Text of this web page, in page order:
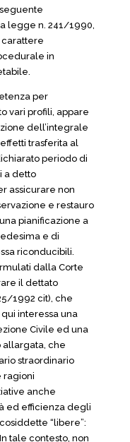
legge n. 241/1990,
in
per
vari profili, appare
dell’integrale
trasferita al
periodo di
a detto
assicurare non
e restauro
pianificazione a
e di
riconducibili.
dalla Corte
il dettato
1992 cit), che
interessa una
Civile ed una
che
straordinario
ragioni
anche
ed efficienza degli
“libere”:
In tale contesto, non